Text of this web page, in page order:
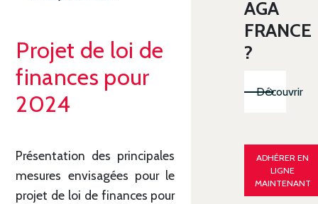
Projet de loi de
finances pour
2024
Présentation des principales
mesures envisagées pour le
projet de loi de finances pour
AGA
FRANCE
?
Découvrir
ADHÉRER EN
LIGNE
MAINTENANT